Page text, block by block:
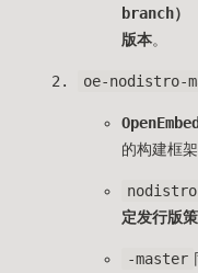
branch）
版本。
oe-nodistro-
的构建框架
nodistro
定发行版
-master